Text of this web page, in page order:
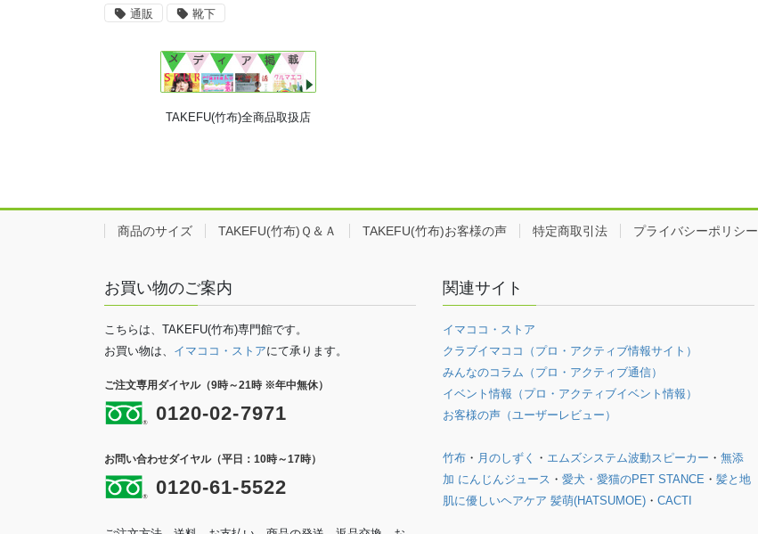
通販 靴下
TAKEFU(竹布)全商品取扱店
商品のサイズ TAKEFU(竹布)Ｑ＆Ａ TAKEFU(竹布)お客様の声 特定商取引法 プライバシーポリシー
お買い物のご案内
こちらは、TAKEFU(竹布)専門館です。
お買い物は、 イマココ・ストアにて承ります。
ご注文専用ダイヤル（9時～21時 ※年中無休）
0120-02-7971
お問い合わせダイヤル（平日：10時～17時）
0120-61-5522
関連サイト
イマココ・ストア
クラブイマココ（プロ・アクティブ情報サイト）
みんなのコラム（プロ・アクティブ通信）
イベント情報（プロ・アクティブイベント情報）
お客様の声（ユーザーレビュー）
竹布 ・ 月のしずく ・ エムズシステム波動スピーカー ・ 無添
加 にんじんジュース ・ 愛犬・愛猫のPET STANCE ・ 髪と地
肌に優しいヘアケア 髪萌(HATSUMOE) ・ CACTI